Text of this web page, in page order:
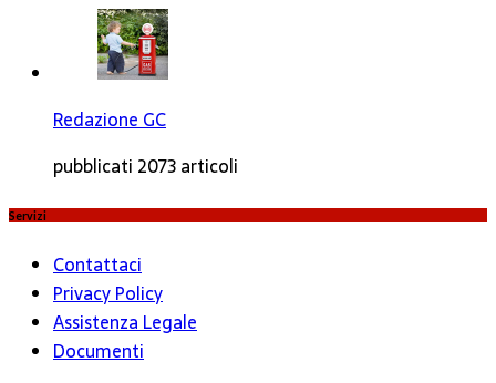
Redazione GC
pubblicati 2073 articoli
Servizi
Contattaci
Privacy Policy
Assistenza Legale
Documenti